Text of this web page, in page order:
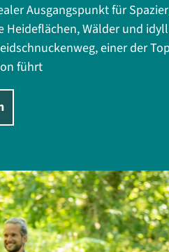
Ausgangspunkt für
Wälder und
einer der
führt